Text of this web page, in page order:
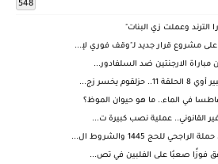
548
وعملت زي البنات"
مشروع قرار جديد لـ"وقف فوري لإ...
مباراة الارجنتين ضد السلفادور...
يخسر زج...
في الماء.. ما هو حيوان الموظ؟
للحج 1445 والشروط ال...
فوزًا صعبُا على الفلبين في تص...